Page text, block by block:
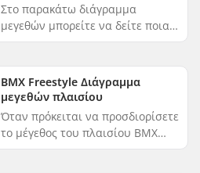
Στο παρακάτω διάγραμμα
μεγεθών μπορείτε να δείτε ποια
διάμετρος μανταλάκια πρέπει να
τον πίσω τροχό του ποδηλάτου
BMX ...
BMX Freestyle Διάγραμμα
μεγεθών πλαισίου
Όταν πρόκειται να προσδιορίσετε
το μέγεθος του πλαισίου BMX
που πρέπει να επιλέξετε, θα